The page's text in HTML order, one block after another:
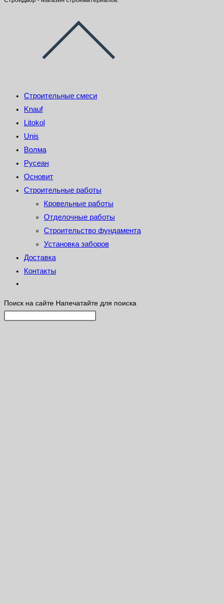
Строительные смеси
Knauf
Litokol
Unis
Волма
Русеан
Основит
Строительные работы
Кровельные работы
Отделочные работы
Строительство фундамента
Установка заборов
Доставка
Контакты
Поиск на сайте Напечатайте для поиска